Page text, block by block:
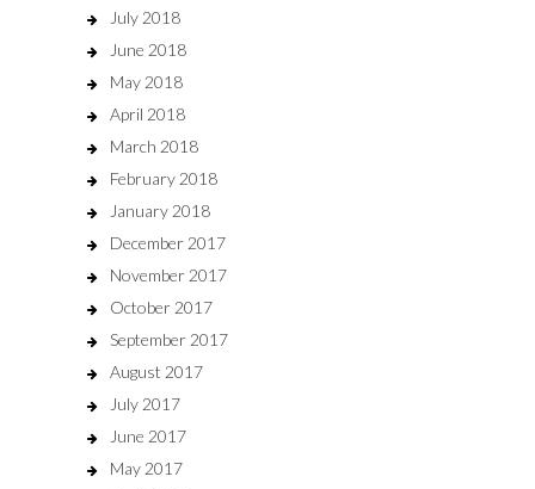
July 2018
June 2018
May 2018
April 2018
March 2018
February 2018
January 2018
December 2017
November 2017
October 2017
September 2017
August 2017
July 2017
June 2017
May 2017